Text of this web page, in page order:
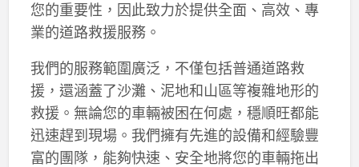
您的重要性，因此致力於提供全面、高效、專
業的道路救援服務。
我們的服務範圍廣泛，不僅包括普通道路救
援，還涵蓋了沙灘、泥地和山區等複雜地形的
救援。無論您的車輛被困在何處，穩順旺都能
迅速趕到現場。我們擁有先進的設備和經驗豐
富的團隊，能夠快速、安全地將您的車輛拖出